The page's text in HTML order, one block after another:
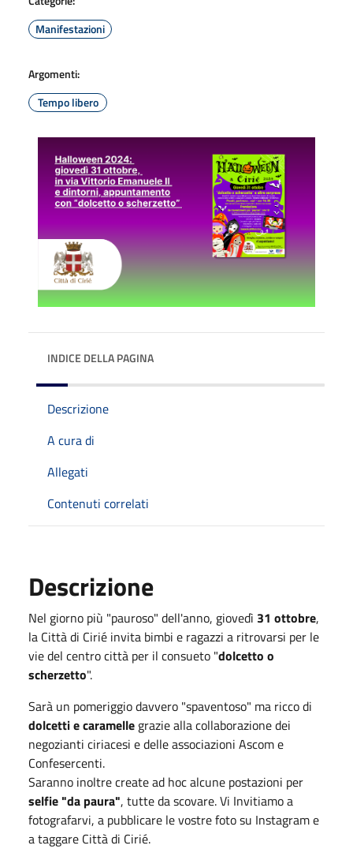
Manifestazioni
Argomenti:
Tempo libero
INDICE DELLA PAGINA
Descrizione
A cura di
Allegati
Contenuti correlati
Descrizione
Nel giorno più "pauroso" dell'anno, giovedì 31 ottobre,
la Città di Cirié invita bimbi e ragazzi a ritrovarsi per le
vie del centro città per il consueto "dolcetto o
scherzetto".
Sarà un pomeriggio davvero "spaventoso" ma ricco di
dolcetti e caramelle grazie alla collaborazione dei
negozianti ciriacesi e delle associazioni Ascom e
Confesercenti.
Saranno inoltre create ad hoc alcune postazioni per
selfie "da paura", tutte da scovare. Vi Invitiamo a
fotografarvi, a pubblicare le vostre foto su Instagram e
a taggare Città di Cirié.